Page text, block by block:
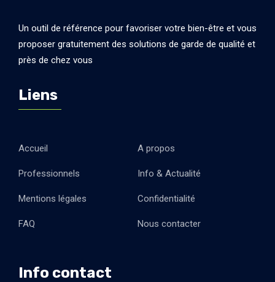
Un outil de référence pour favoriser votre bien-être et vous
proposer gratuitement des solutions de garde de qualité et
près de chez vous
Liens
Accueil A propos
Professionnels Info & Actualité
Mentions légales Confidentialité
FAQ Nous contacter
Info contact